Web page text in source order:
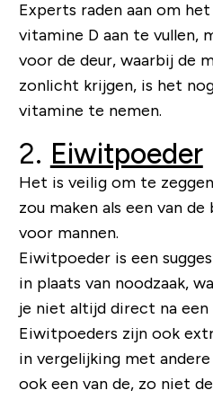
Experts raden aan om
vitamine D aan te vullen,
voor de deur, waarbij de
zonlicht krijgen, is het
vitamine te nemen.
2. Eiwitpoeder
Het is veilig om te
zou maken als een van
voor mannen.
Eiwitpoeder is een
in plaats van noodzaak,
je niet altijd direct na een
Eiwitpoeders zijn ook
in vergelijking met
ook een van de, zo niet